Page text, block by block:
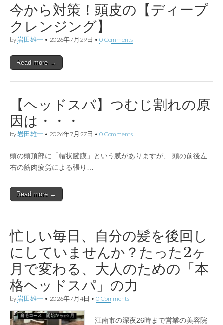
今から対策！頭皮の【ディープ
クレンジング】
by岩田雄一 • 2026年7月29日 • 0 Comments
Read more →
【ヘッドスパ】つむじ割れの原
因は・・・
by岩田雄一 • 2026年7月27日 • 0 Comments
頭の頭頂部に「帽状腱膜」という膜がありますが、 頭の前後左
右の筋肉疲労による張り…
Read more →
忙しい毎日、自分の髪を後回し
にしていませんか？たった2ヶ
月で変わる、大人のための「本
格ヘッドスパ」の力
by岩田雄一 • 2026年7月4日 • 0 Comments
江南市の深夜26時まで営業の美容院